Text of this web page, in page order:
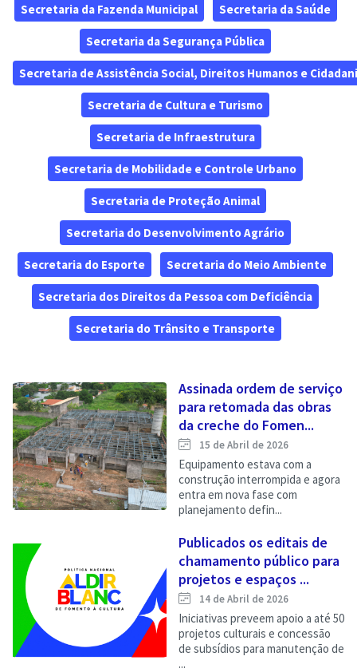
Secretaria da Fazenda Municipal Secretaria da Saúde
Secretaria da Segurança Pública
Secretaria de Assistência Social, Direitos Humanos e
Secretaria de Cultura e Turismo
Secretaria de Infraestrutura
Secretaria de Mobilidade e Controle Urbano
Secretaria de Proteção Animal
Secretaria do Desenvolvimento Agrário
Secretaria do Esporte Secretaria do Meio Ambiente
Secretaria dos Direitos da Pessoa com Deficiência
Secretaria do Trânsito e Transporte
Assinada ordem de serviço
para retomada das obras
da creche do Fomen...
15 de Abril de 2026
Equipamento estava com a
construção interrompida e agora
entra em nova fase com
planejamento defin...
Publicados os editais de
chamamento público para
projetos e espaços ...
14 de Abril de 2026
Iniciativas preveem apoio a até 50
projetos culturais e concessão
de subsídios para manutenção de
...